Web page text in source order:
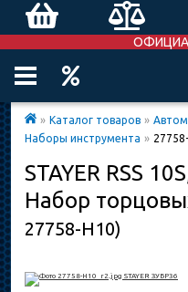
» Каталог товаров »
Наборы инструмента »
STAYER RSS
Набор
27758-H10)